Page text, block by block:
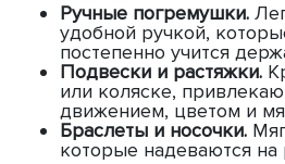
Ручные погремушки.
удобной ручкой,
постепенно учится
Подвески и растяжки.
или коляске,
движением, цветом и
Браслеты и носочки.
которые надеваются